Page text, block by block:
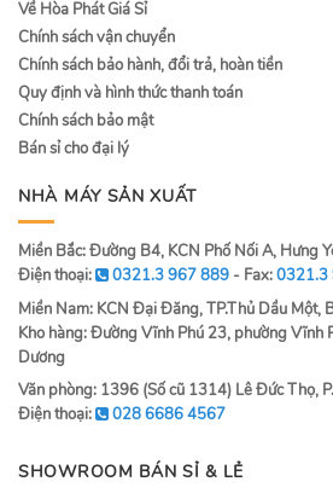
Về Hòa Phát Giá Sỉ
Chính sách vận chuyển
Chính sách bảo hành, đổi trả, hoàn tiền
Quy định và hình thức thanh toán
Chính sách bảo mật
Bán sỉ cho đại lý
NHÀ MÁY SẢN XUẤT
Miền Bắc: Đường B4, KCN Phố Nối A, Hưng
Điện thoại:
0321.3 967 889 - Fax:0321.3
Miền Nam: KCN Đại Đăng, TP.Thủ Dầu Một,
Kho hàng: Đường Vĩnh Phú 23, phường Vĩnh
Dương
Văn phòng: 1396 (Số cũ 1314) Lê Đức Thọ,
Điện thoại:
028 6686 4567
SHOWROOM BÁN SỈ & LẺ